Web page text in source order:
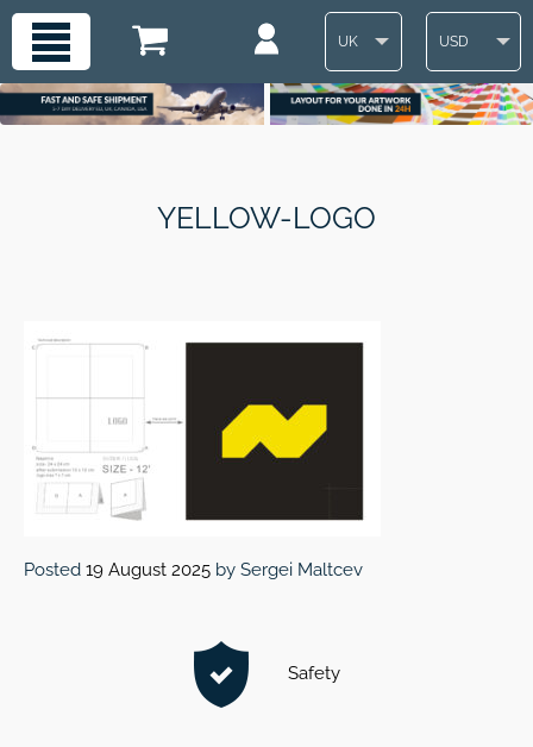
UK USD
YELLOW-LOGO
Posted 19 August 2025 by Sergei Maltcev
Safety